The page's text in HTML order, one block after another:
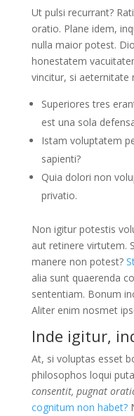
Ut pulsi recurrant?
oratio. Plane idem,
nulla maior potest.
honestatem
vincitur, si aeternitate
Superiores tres
est una sola
Istam voluptatem
sapienti?
Quia dolori non
privatio.
Non igitur potestis
aut retinere virtutem.
manere non potest?
alia sunt quaerenda
sententiam. Bonum
Aliter enim nosmet
Inde igitur,
At, si voluptas esset
philosophos loqui
consentit, pugnat
cognitum non habet?